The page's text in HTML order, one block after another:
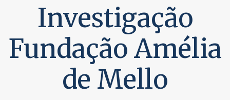
Investigação
Fundação Amélia
de Mello